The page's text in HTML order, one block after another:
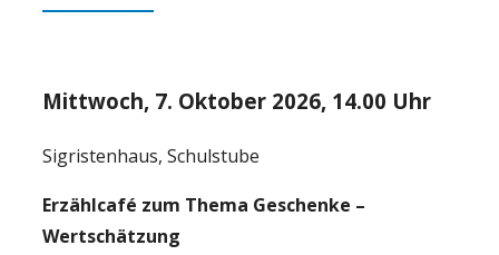
Mittwoch, 7. Oktober 2026, 14.00 Uhr
Sigristenhaus, Schulstube
Erzählcafé zum Thema Geschenke –
Wertschätzung